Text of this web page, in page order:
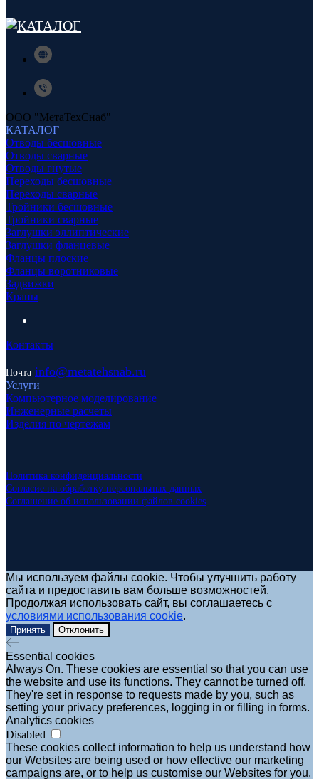
ООО "МетаТехСнаб"
КАТАЛОГ
Отводы бесшовные
Отводы сварные
Отводы гнутые
Переходы бесшовные
Переходы сварные
Тройники бесшовные
Тройники сварные
Заглушки эллиптические
Заглушки фланцевые
Фланцы плоские
Фланцы воротниковые
Задвижки
Краны
Контакты
Почта info@metatehsnab.ru
Услуги
Компьютерное моделирование
Инженерные расчеты
Изделия по чертежам
Политика конфиденциальности
Согласие на обработку персональных данных
Соглашение об использовании файлов cookies
Мы используем файлы cookie. Чтобы улучшить работу
сайта и предоставить вам больше возможностей.
Продолжая использовать сайт, вы соглашаетесь с
условиями использования cookie.
Принять Отклонить
Essential cookies
Always On. These cookies are essential so that you can use
the website and use its functions. They cannot be turned off.
They're set in response to requests made by you, such as
setting your privacy preferences, logging in or filling in forms.
Analytics cookies
Disabled
These cookies collect information to help us understand how
our Websites are being used or how effective our marketing
campaigns are, or to help us customise our Websites for you.